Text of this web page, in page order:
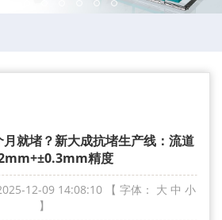
就堵？新大成抗堵生产线：流道
精度
12-09 14:08:10 【 字体： 大 中 小
】